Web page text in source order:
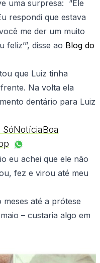
uma surpresa: “Ele
respondi que estava
me der um muito
disse ao Blog do
que Luiz tinha
Na volta ela
dentário para Luiz
eu achei que ele não
fez e virou até meu
até a prótese
– custaria algo em